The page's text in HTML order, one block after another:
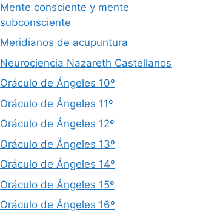
Mente consciente y mente
subconsciente
Meridianos de acupuntura
Neurociencia Nazareth Castellanos
Oráculo de Ángeles 10º
Oráculo de Ángeles 11º
Oráculo de Ángeles 12º
Oráculo de Ángeles 13º
Oráculo de Ángeles 14º
Oráculo de Ángeles 15º
Oráculo de Ángeles 16º